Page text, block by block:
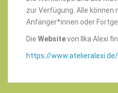
zur Verfügung. Alle können
Anfänger*innen oder
Die Websitevon Ilka Alexi
https://